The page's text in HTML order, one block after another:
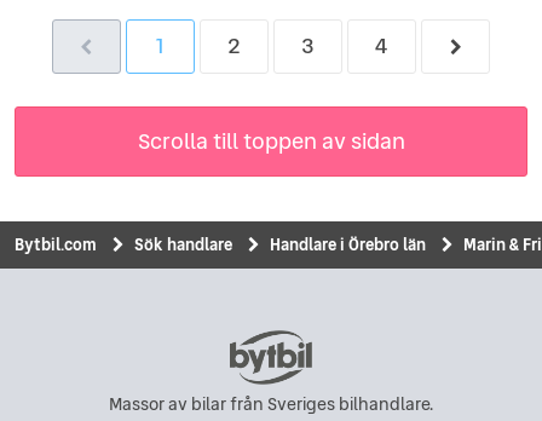
1 2 3 4
Scrolla till toppen av sidan
Bytbil.com Sök handlare Handlare i Örebro län Marin &
Massor av bilar från Sveriges bilhandlare.